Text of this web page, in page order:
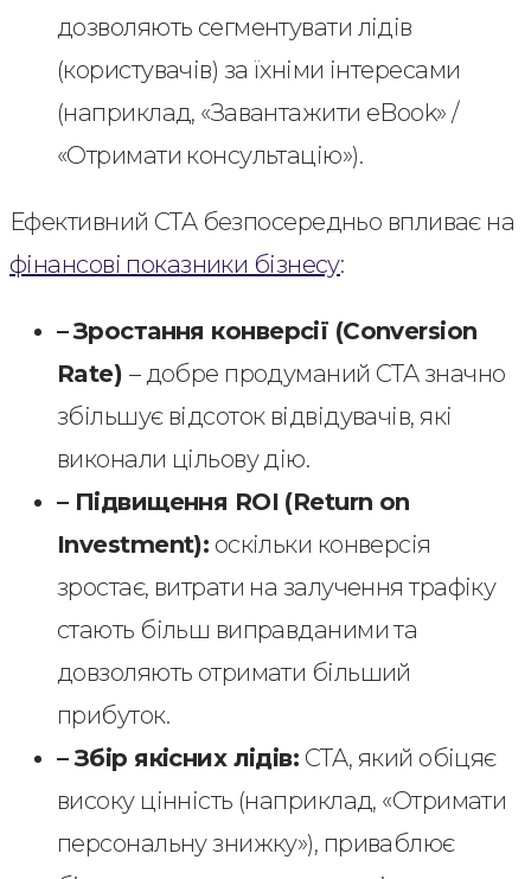
дозволяють сегментувати лідів
(користувачів) за їхніми інтересами
(наприклад, «Завантажити eBook» /
«Отримати консультацію»).
Ефективний CTA безпосередньо впливає на
фінансові показники бізнесу:
–Зростання конверсії (Conversion
Rate) – добре продуманий CTA значно
збільшує відсоток відвідувачів, які
виконали цільову дію.
– Підвищення ROI (Return on
Investment): оскільки конверсія
зростає, витрати на залучення трафіку
стають більш виправданими та
довзоляють отримати більший
прибуток.
– Збір якісних лідів: CTA, який обіцяє
високу цінність (наприклад, «Отримати
персональну знижку»), приваблює